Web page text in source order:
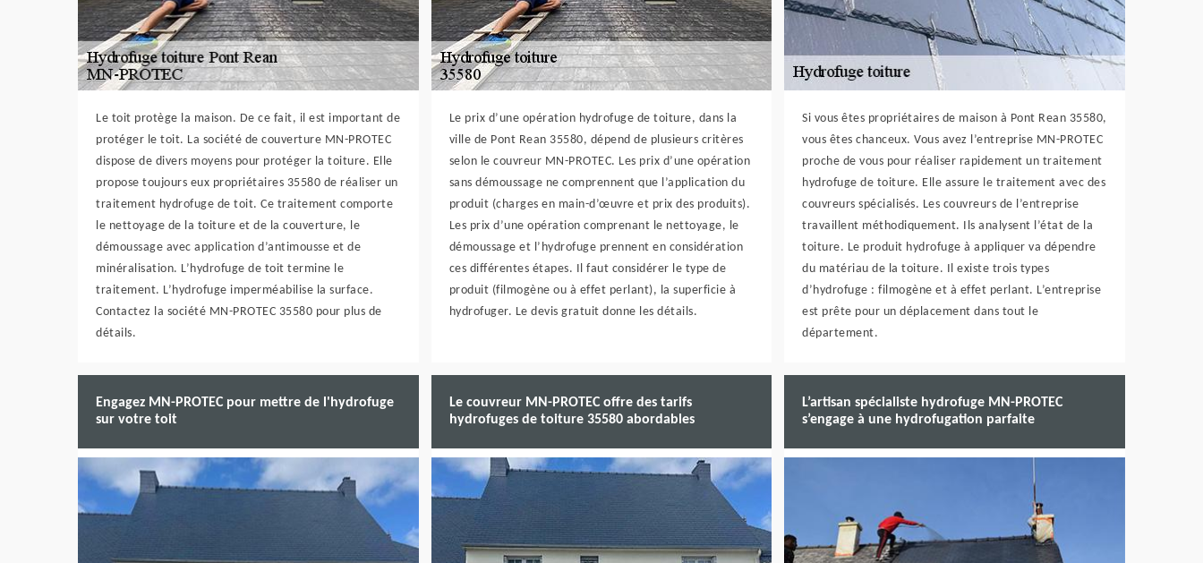
Le toit protège la maison. De ce fait, il est important de
protéger le toit. La société de couverture MN-PROTEC
dispose de divers moyens pour protéger la toiture. Elle
propose toujours eux propriétaires 35580 de réaliser un
traitement hydrofuge de toit. Ce traitement comporte
le nettoyage de la toiture et de la couverture, le
démoussage avec application d’antimousse et de
minéralisation. L’hydrofuge de toit termine le
traitement. L’hydrofuge imperméabilise la surface.
Contactez la société MN-PROTEC 35580 pour plus de
détails.
Le prix d’une opération hydrofuge de toiture, dans la
ville de Pont Rean 35580, dépend de plusieurs critères
selon le couvreur MN-PROTEC. Les prix d’une opération
sans démoussage ne comprennent que l’application du
produit (charges en main-d’œuvre et prix des produits).
Les prix d’une opération comprenant le nettoyage, le
démoussage et l’hydrofuge prennent en considération
ces différentes étapes. Il faut considérer le type de
produit (filmogène ou à effet perlant), la superficie à
hydrofuger. Le devis gratuit donne les détails.
Si vous êtes propriétaires de maison à Pont Rean 35580,
vous êtes chanceux. Vous avez l’entreprise MN-PROTEC
proche de vous pour réaliser rapidement un traitement
hydrofuge de toiture. Elle assure le traitement avec des
couvreurs spécialisés. Les couvreurs de l’entreprise
travaillent méthodiquement. Ils analysent l’état de la
toiture. Le produit hydrofuge à appliquer va dépendre
du matériau de la toiture. Il existe trois types
d’hydrofuge : filmogène et à effet perlant. L’entreprise
est prête pour un déplacement dans tout le
département.
Engagez MN-PROTEC pour mettre de l'hydrofuge
sur votre toit
Le couvreur MN-PROTEC offre des tarifs
hydrofuges de toiture 35580 abordables
L’artisan spécialiste hydrofuge MN-PROTEC
s’engage à une hydrofugation parfaite